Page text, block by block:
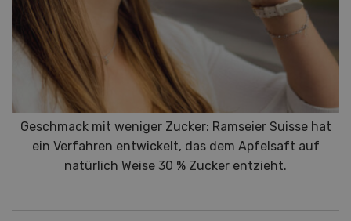
Geschmack mit weniger Zucker: Ramseier Suisse hat
ein Verfahren entwickelt, das dem Apfelsaft auf
natürlich Weise 30 % Zucker entzieht.